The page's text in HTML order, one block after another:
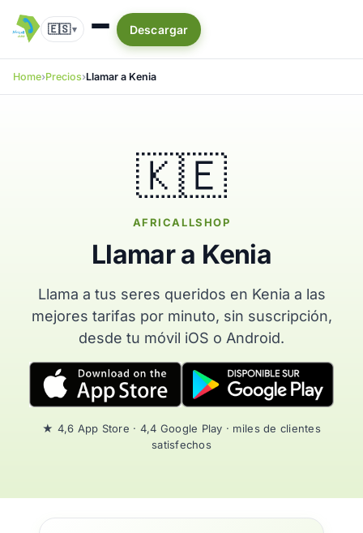
🇪🇸▾ Descargar
Home Precios Llamar a Kenia
🇰🇪
AFRICALLSHOP
Llamar a Kenia
Llama a tus seres queridos en Kenia a las
mejores tarifas por minuto, sin suscripción,
desde tu móvil iOS o Android.
★ 4,6 App Store · 4,4 Google Play · miles de clientes
satisfechos